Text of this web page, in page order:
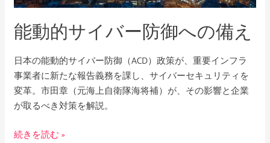
能動的サイバー防御への備え
日本の能動的サイバー防御（ACD）政策が、重要インフラ
事業者に新たな報告義務を課し、サイバーセキュリティを
変革。市田章（元海上自衛隊海将補）が、その影響と企業
が取るべき対策を解説。
防
御
へ
の
備
え
続きを読む »